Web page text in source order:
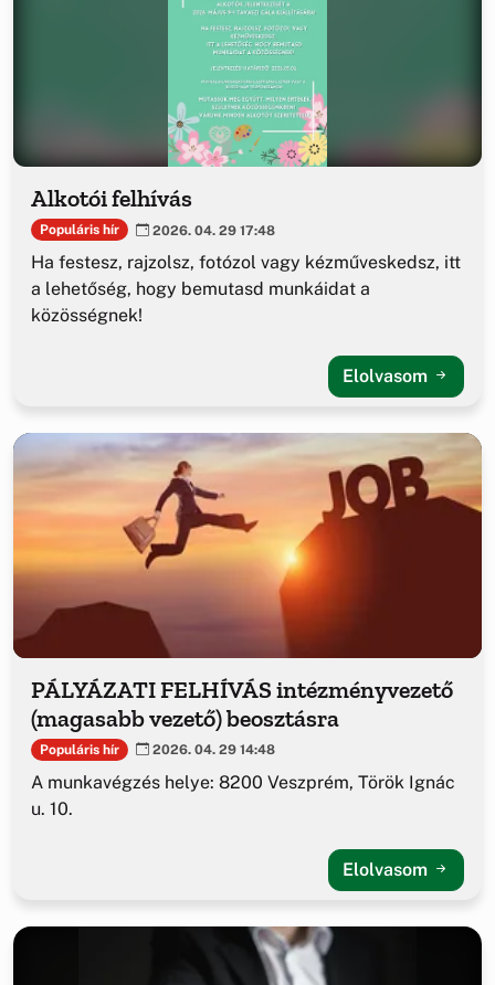
Alkotói felhívás
Populáris hír 2026. 04. 29 17:48
Ha festesz, rajzolsz, fotózol vagy kézműveskedsz, itt
a lehetőség, hogy bemutasd munkáidat a
közösségnek!
Elolvasom
PÁLYÁZATI FELHÍVÁS intézményvezető
(magasabb vezető) beosztásra
Populáris hír 2026. 04. 29 14:48
A munkavégzés helye: 8200 Veszprém, Török Ignác
u. 10.
Elolvasom